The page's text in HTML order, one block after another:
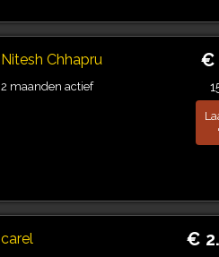
Nitesh Chhapru
2 maanden actief
€
carel €